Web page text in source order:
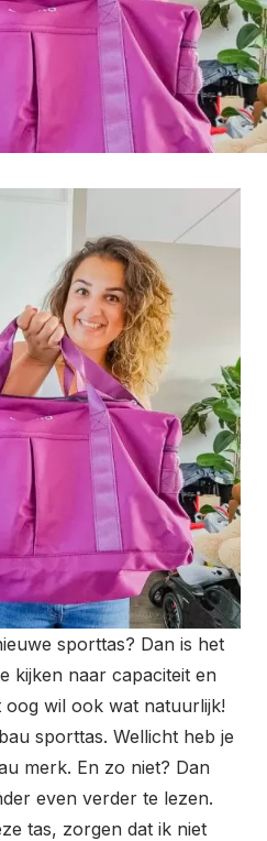
sporttas? Dan is het
kijken naar capaciteit en
oog wil ook wat natuurlijk!
sporttas. Wellicht heb je
merk. En zo niet? Dan
even verder te lezen.
tas, zorgen dat ik niet